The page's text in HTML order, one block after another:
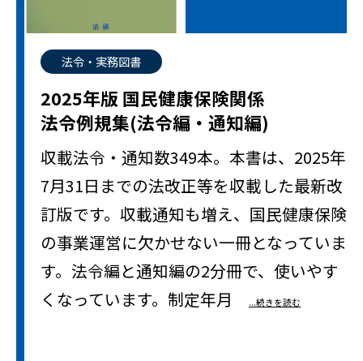
法令・実務図書
2025年版 国民健康保険関係
法令例規集(法令編・通知編)
収載法令・通知数349本。本書は、2025年
7月31日までの法改正等を収載した最新改
訂版です。収載通知も増え、国民健康保険
の事業運営に欠かせない一冊となっていま
す。法令編と通知編の2分冊で、使いやす
くなっています。制定年月
...続きを読む